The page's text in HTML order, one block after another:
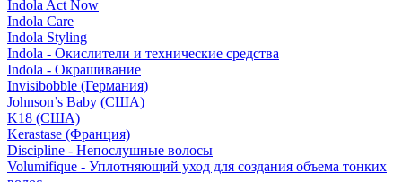
Indola Act Now
Indola Care
Indola Styling
Indola - Окислители и технические средства
Indola - Окрашивание
Invisibobble (Германия)
Johnson’s Baby (США)
K18 (США)
Kerastase (Франция)
Discipline - Непослушные волосы
Volumifique - Уплотняющий уход для создания объема тонких